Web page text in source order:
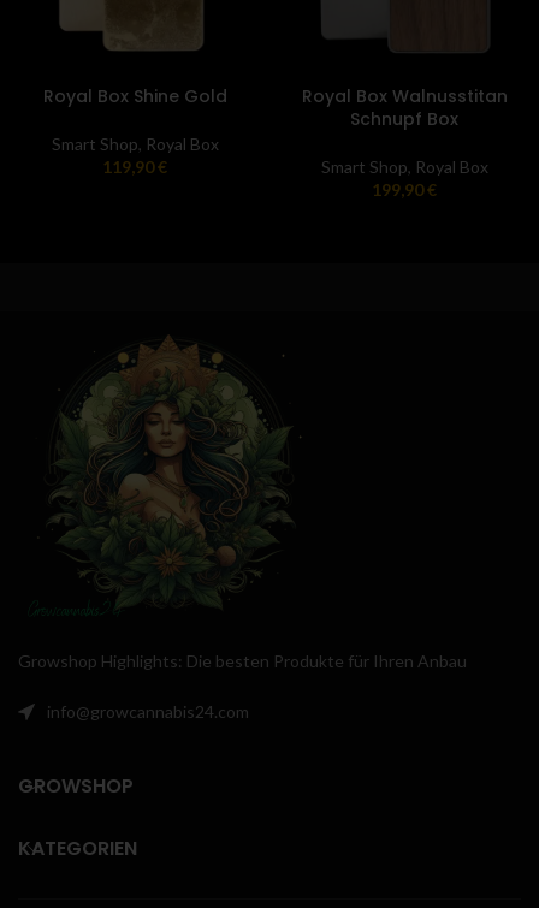
Royal Box Shine Gold
Smart Shop, Royal Box
119,90€
Royal Box Walnusstitan
Schnupf Box
Smart Shop, Royal Box
199,90€
Growshop Highlights: Die besten Produkte für Ihren Anbau
info@growcannabis24.com
GROWSHOP
KATEGORIEN